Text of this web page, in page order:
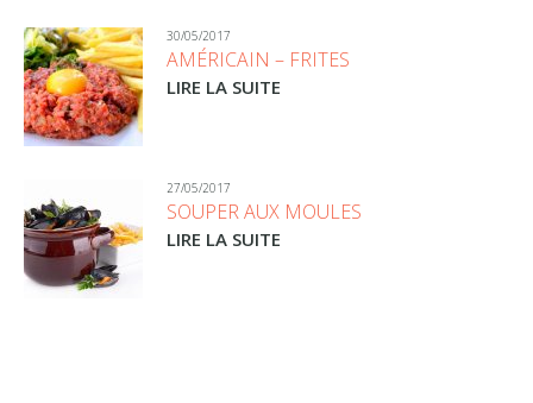
30/05/2017
AMÉRICAIN – FRITES
LIRE LA SUITE
27/05/2017
SOUPER AUX MOULES
LIRE LA SUITE